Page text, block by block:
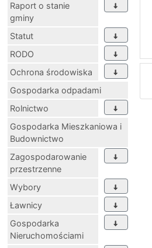
Raport o stanie
gminy
Statut
RODO
Ochrona środowiska
Gospodarka odpadami
Rolnictwo
Gospodarka Mieszkaniowa i
Budownictwo
Zagospodarowanie
przestrzenne
Wybory
Ławnicy
Gospodarka
Nieruchomościami